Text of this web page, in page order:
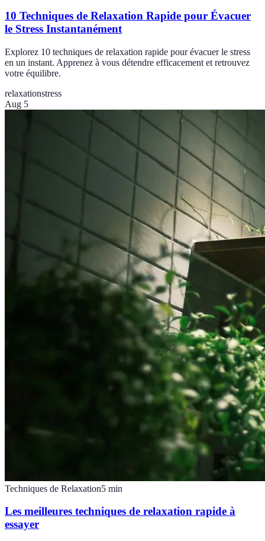
10 Techniques de Relaxation Rapide pour Évacuer
le Stress Instantanément
Explorez 10 techniques de relaxation rapide pour évacuer le stress
en un instant. Apprenez à vous détendre efficacement et retrouvez
votre équilibre.
relaxationstress
Aug 5
Techniques de Relaxation5 min
Les meilleures techniques de relaxation rapide à
essayer